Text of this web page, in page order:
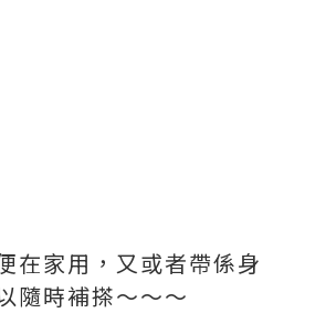
在家用，又或者帶係身
隨時補搽～～～